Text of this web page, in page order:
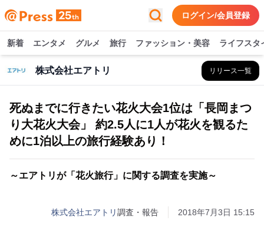
ログイン/会員登録
新着 エンタメ グルメ 旅行 ファッション・美容 ライフスタ
株式会社エアトリ リリース一覧
死ぬまでに行きたい花火大会1位は「長岡まつ
り大花火大会」 約2.5人に1人が花火を観るた
めに1泊以上の旅行経験あり！
～エアトリが「花火旅行」に関する調査を実施～
株式会社エアトリ調査・報告 2018年7月3日 15:15